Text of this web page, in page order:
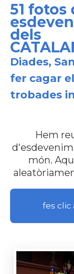
51 fotos
dels
Diades,
fer cagar
trobades
Hem
món.
fes clic